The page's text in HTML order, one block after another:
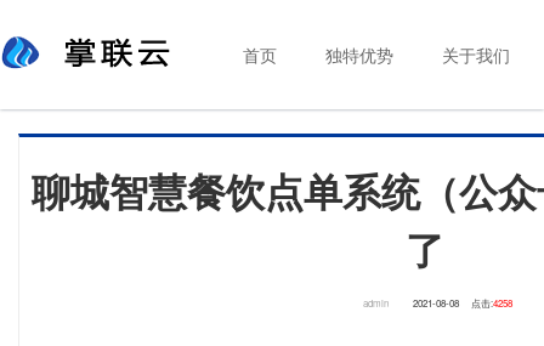
首页 独特优势 关于我们
聊城智慧餐饮点单系统（公
了
admin 2021-08-08 点击:4258